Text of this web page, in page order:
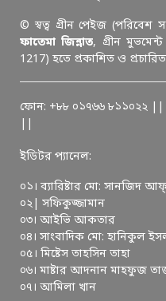
© স্বত্ব গ্রীন পেইজ (পরিবেশ
ফাতেমা জিন্নাত, গ্রীন
1217) হতে প্রকাশিত ও প্রচারিত
ফোন: +৮৮ ০১৭৬৬ ৮১১০২২ ||
ইডিটর প্যানেল:
০১। ব্যারিষ্টার মো: সানজিদ
০২| সফিকুজ্জামান
০৩। আইভি আকতার
০৪। সাংবাদিক মো: হানিকুল
০৫। মিষ্টেস তাহসিন তাহা
০৬। মাষ্টার আদনান মাহফুজ
০৭। আমিলা খান